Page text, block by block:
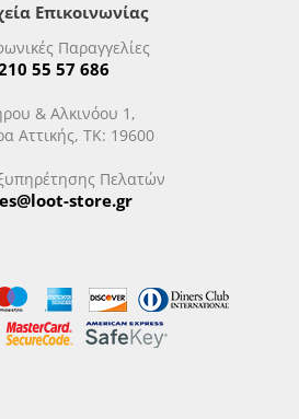
Επικοινωνίας
Παραγγελίες
55 57 686
& Αλκινόου 1,
Αττικής, ΤΚ: 19600
Πελατών
store.gr